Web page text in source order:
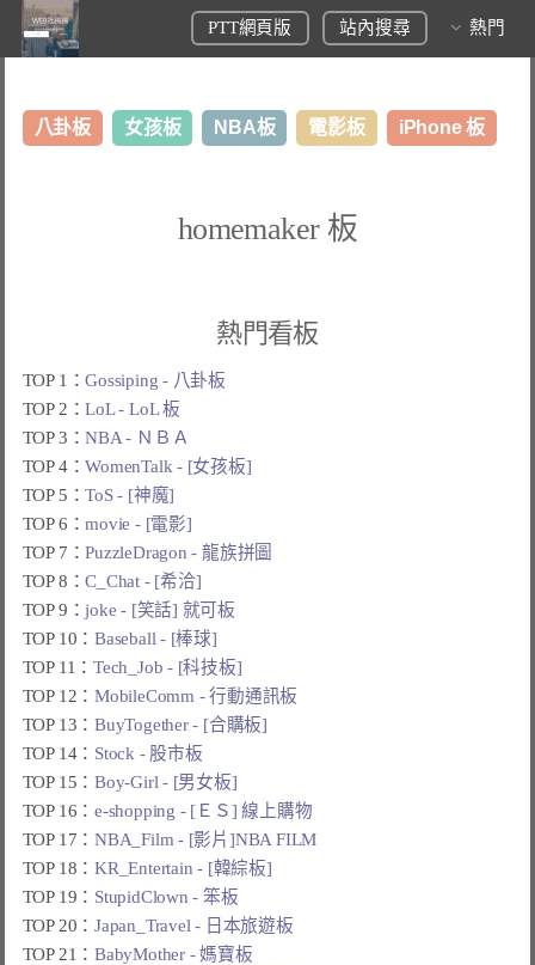
PTT網頁版 站內搜尋 熱門
八卦板 女孩板 NBA板 電影板 iPhone 板
homemaker 板
熱門看板
TOP 1：Gossiping - 八卦板
TOP 2：LoL - LoL 板
TOP 3：NBA - ＮＢＡ
TOP 4：WomenTalk - [女孩板]
TOP 5：ToS - [神魔]
TOP 6：movie - [電影]
TOP 7：PuzzleDragon - 龍族拼圖
TOP 8：C_Chat - [希洽]
TOP 9：joke - [笑話] 就可板
TOP 10：Baseball - [棒球]
TOP 11：Tech_Job - [科技板]
TOP 12：MobileComm - 行動通訊板
TOP 13：BuyTogether - [合購板]
TOP 14： Stock - 股市板
TOP 15：Boy-Girl - [男女板]
TOP 16：e-shopping - [ＥＳ] 線上購物
TOP 17：NBA_Film - [影片]NBA FILM
TOP 18：KR_Entertain - [韓綜板]
TOP 19： StupidClown - 笨板
TOP 20：Japan_Travel - 日本旅遊板
TOP 21：BabyMother - 媽寶板